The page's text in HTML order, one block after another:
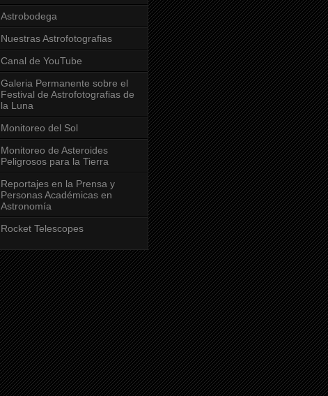
Astrobodega
Nuestras Astrofotografias
Canal de YouTube
Galeria Permanente sobre el
Festival de Astrofotografias de
la Luna
Monitoreo del Sol
Monitoreo de Asteroides
Peligrosos para la Tierra
Reportajes en la Prensa y
Personas Académicas en
Astronomía
Rocket Telescopes